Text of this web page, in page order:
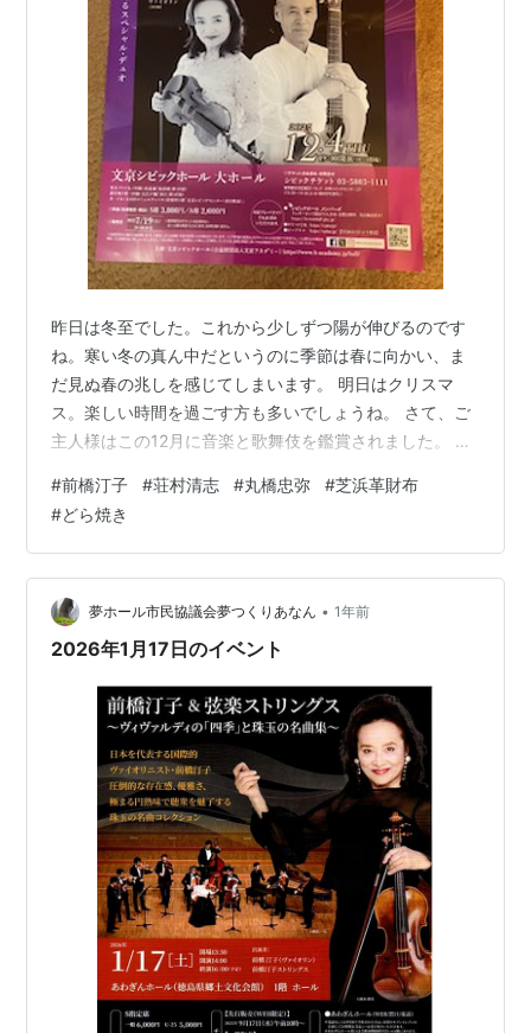
昨日は冬至でした。これから少しずつ陽が伸びるのです
ね。寒い冬の真ん中だというのに季節は春に向かい、ま
だ見ぬ春の兆しを感じてしまいます。 明日はクリスマ
ス。楽しい時間を過ごす方も多いでしょうね。 さて、ご
主人様はこの12月に音楽と歌舞伎を鑑賞されました。 ま
イオリン）荘村清志氏（ギター）の演奏です。前橋汀子
さんは素晴らしいヴァイオリニストですね。奥が深く心
にしみました。「赤とんぼ」の演奏では思わず涙がでて
しまいました。荘村さんのギターは哀愁があり、心がま
るで海の底にあるような静けさを感じました。慌ただし
い日々を過ごす中、クラシックは贅沢な静かな…
#前橋汀子 #荘村清志 #丸橋忠弥 #芝浜革財布
#どら焼き
夢ホール市民協議会夢つくりあなん • 1年前
2026年1月17日のイベント